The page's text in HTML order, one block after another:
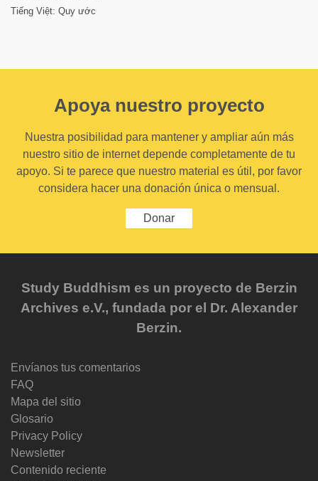
Tiếng Việt: Quy ước
Apoya nuestro proyecto
Nuestra posibilidad para mantener y ampliar aún más
nuestro sitio de internet depende completamente de tu
apoyo. Si te parece que nuestro material es útil, por favor
considera hacer una donación única o mensual.
Donar
Study Buddhism es un proyecto de Berzin
Archives e.V., fundada por el Dr. Alexander
Berzin.
Envíanos tus comentarios
FAQ
Mapa del sitio
Glosario
Privacy Policy
Newsletter
Contenido reciente